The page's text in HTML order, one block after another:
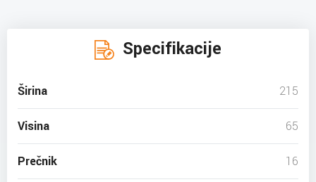
Specifikacije
Širina 215
Visina 65
Prečnik 16